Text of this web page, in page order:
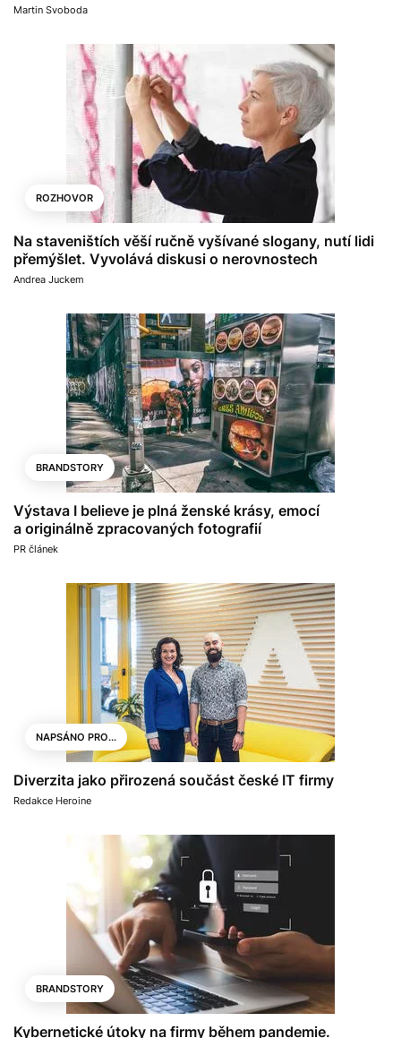
Martin Svoboda
ROZHOVOR
Na staveništích věší ručně vyšívané slogany, nutí lidi
přemýšlet. Vyvolává diskusi o nerovnostech
Andrea Juckem
BRANDSTORY
Výstava I believe je plná ženské krásy, emocí
a originálně zpracovaných fotografií
PR článek
NAPSÁNO PRO...
Diverzita jako přirozená součást české IT firmy
Redakce Heroine
BRANDSTORY
Kybernetické útoky na firmy během pandemie.